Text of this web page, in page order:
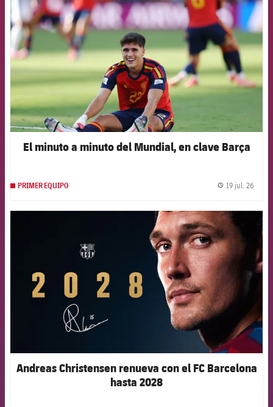
El minuto a minuto del Mundial, en clave Barça
PRIMER EQUIPO 19 jul. 26
FCB Barcelona badge
Andreas Christensen renueva con el FC Barcelona
hasta 2028